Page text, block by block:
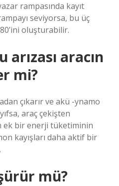
rampasında kayıt
seviyorsa, bu üç
oluşturabilir.
aracın
mi?
çıkarır ve akü -ynamo
araç çekişten
ek bir enerji tüketiminin
kayışları daha aktif bir
mü?